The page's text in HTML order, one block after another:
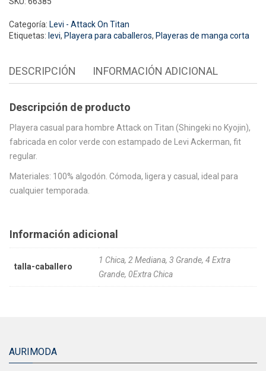
Categoría: Levi - Attack On Titan
Etiquetas: levi, Playera para caballeros, Playeras de manga corta
DESCRIPCIÓN INFORMACIÓN ADICIONAL
Descripción de producto
Playera casual para hombre Attack on Titan (Shingeki no Kyojin),
fabricada en color verde con estampado de Levi Ackerman, fit
regular.
Materiales: 100% algodón. Cómoda, ligera y casual, ideal para
cualquier temporada.
Información adicional
talla-caballero
1 Chica, 2 Mediana, 3 Grande, 4 Extra
Grande, 0Extra Chica
AURIMODA